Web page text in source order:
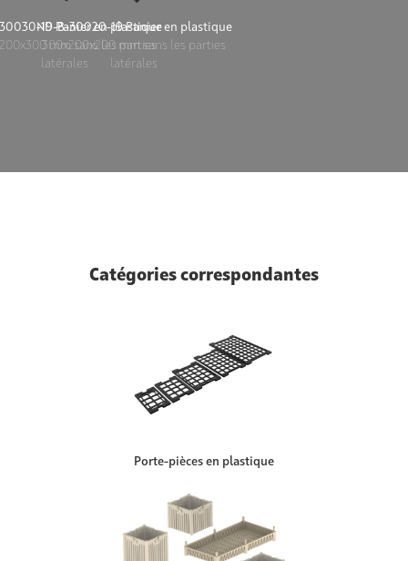
19 Panier en plastique
mm sans les parties
latérales
ND-B-30020-19 Panier en plastique
300x200x200 mm sans les parties
latérales
Catégories correspondantes
Porte-pièces en plastique